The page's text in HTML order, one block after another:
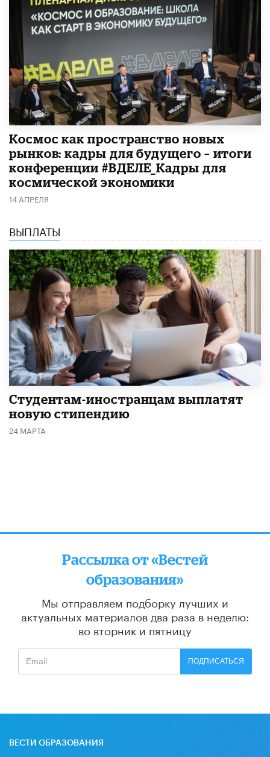
Космос как пространство новых
рынков: кадры для будущего – итоги
конференции #ВДЕЛЕ_Кадры для
космической экономики
14 АПРЕЛЯ
ВЫПЛАТЫ
Студентам-иностранцам выплатят
новую стипендию
24 МАРТА
Рассылка от «Вестей
образования»
Мы отправляем подборку лучших и
актуальных материалов два раза в неделю:
во вторник и пятницу
ПОДПИСАТЬСЯ
ВЕСТИ ОБРАЗОВАНИЯ